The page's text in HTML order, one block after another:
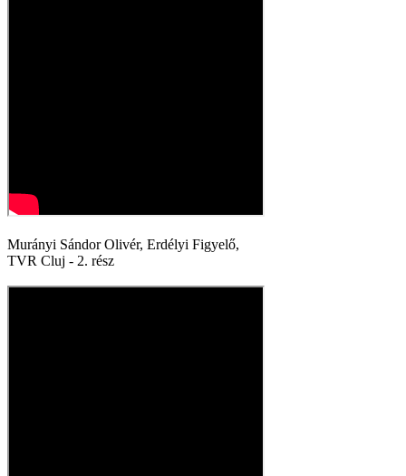
Murányi Sándor Olivér, Erdélyi Figyelő,
TVR Cluj - 2. rész